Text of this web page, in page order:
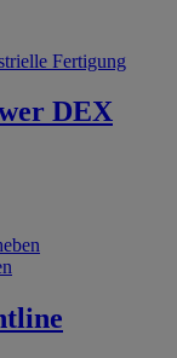
Fertigung
DEX